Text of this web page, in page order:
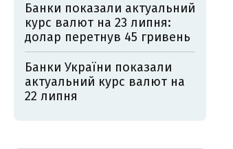
Банки показали актуальний
курс валют на 23 липня:
долар перетнув 45 гривень
Банки України показали
актуальний курс валют на
22 липня